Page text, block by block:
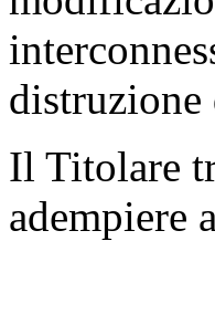
distruzione
Il Titolare
adempiere